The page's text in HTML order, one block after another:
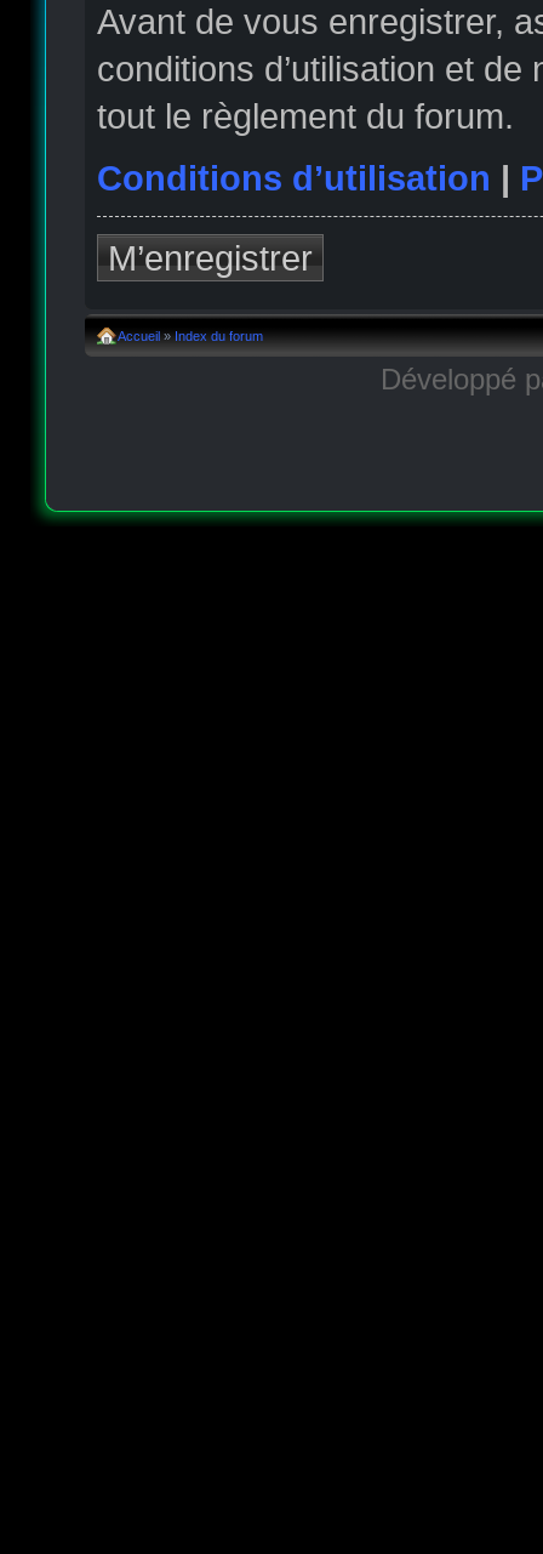
Avant de vous enregistrer,
conditions d’utilisation et
tout le règlement du forum.
Conditions d’utilisation |
M’enregistrer
Accueil » Index du forum
Développé